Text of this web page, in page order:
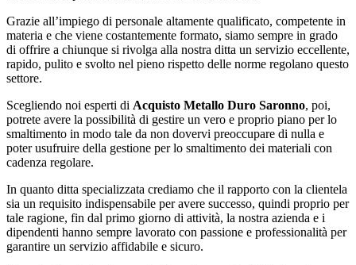
Grazie all’impiego di personale altamente qualificato, competente in
materia e che viene costantemente formato, siamo sempre in grado
di offrire a chiunque si rivolga alla nostra ditta un servizio eccellente,
rapido, pulito e svolto nel pieno rispetto delle norme regolano questo
settore.
Scegliendo noi esperti di Acquisto Metallo Duro Saronno, poi,
potrete avere la possibilità di gestire un vero e proprio piano per lo
smaltimento in modo tale da non dovervi preoccupare di nulla e
poter usufruire della gestione per lo smaltimento dei materiali con
cadenza regolare.
In quanto ditta specializzata crediamo che il rapporto con la clientela
sia un requisito indispensabile per avere successo, quindi proprio per
tale ragione, fin dal primo giorno di attività, la nostra azienda e i
dipendenti hanno sempre lavorato con passione e professionalità per
garantire un servizio affidabile e sicuro.